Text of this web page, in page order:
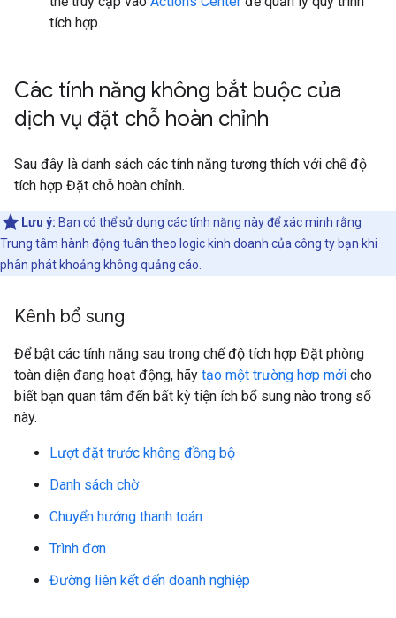
tích hợp.
Các tính năng không bắt buộc của
dịch vụ đặt chỗ hoàn chỉnh
Sau đây là danh sách các tính năng tương thích với chế độ
tích hợp Đặt chỗ hoàn chỉnh.
Lưu ý: Bạn có thể sử dụng các tính năng này để xác minh rằng
Trung tâm hành động tuân theo logic kinh doanh của công ty bạn khi
phân phát khoảng không quảng cáo.
Kênh bổ sung
Để bật các tính năng sau trong chế độ tích hợp Đặt phòng
toàn diện đang hoạt động, hãy tạo một trường hợp mới cho
biết bạn quan tâm đến bất kỳ tiện ích bổ sung nào trong số
này.
Lượt đặt trước không đồng bộ
Danh sách chờ
Chuyển hướng thanh toán
Trình đơn
Đường liên kết đến doanh nghiệp